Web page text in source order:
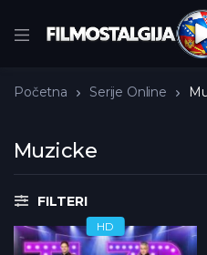
Početna Serije Online
Muzicke
FILTERI
HD